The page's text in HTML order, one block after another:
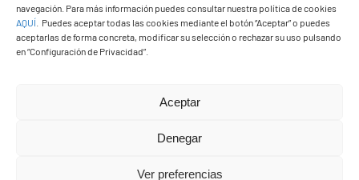
navegación. Para más información puedes consultar nuestra política de cookies
AQUÍ
Puedes aceptar todas las cookies mediante el botón “Aceptar” o puedes
aceptarlas de forma concreta, modificar su selección o rechazar su uso pulsando
en “Configuración de Privacidad”.
Aceptar
Denegar
Ver preferencias
35570 – Yaiza
Tel:928 83 62 20
© Copyright2026 Ayuntamiento de Yaiza - Todos los